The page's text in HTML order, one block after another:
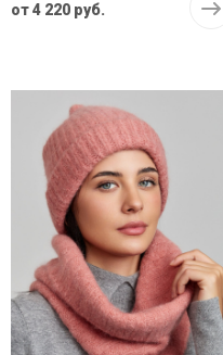
от4 220 руб.